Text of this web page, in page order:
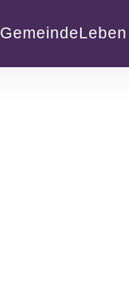
GemeindeLeben